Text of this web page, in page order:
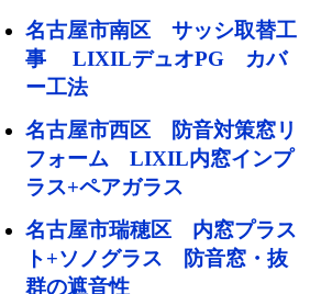
名古屋市南区 サッシ取替工
事 LIXILデュオPG カバ
ー工法
名古屋市西区 防音対策窓リ
フォーム LIXIL内窓インプ
ラス+ペアガラス
名古屋市瑞穂区 内窓プラス
ト+ソノグラス 防音窓・抜
群の遮音性